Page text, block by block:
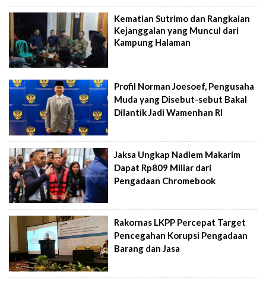
Kematian Sutrimo dan Rangkaian
Kejanggalan yang Muncul dari
Kampung Halaman
Profil Norman Joesoef, Pengusaha
Muda yang Disebut-sebut Bakal
Dilantik Jadi Wamenhan RI
Jaksa Ungkap Nadiem Makarim
Dapat Rp809 Miliar dari
Pengadaan Chromebook
Rakornas LKPP Percepat Target
Pencegahan Korupsi Pengadaan
Barang dan Jasa